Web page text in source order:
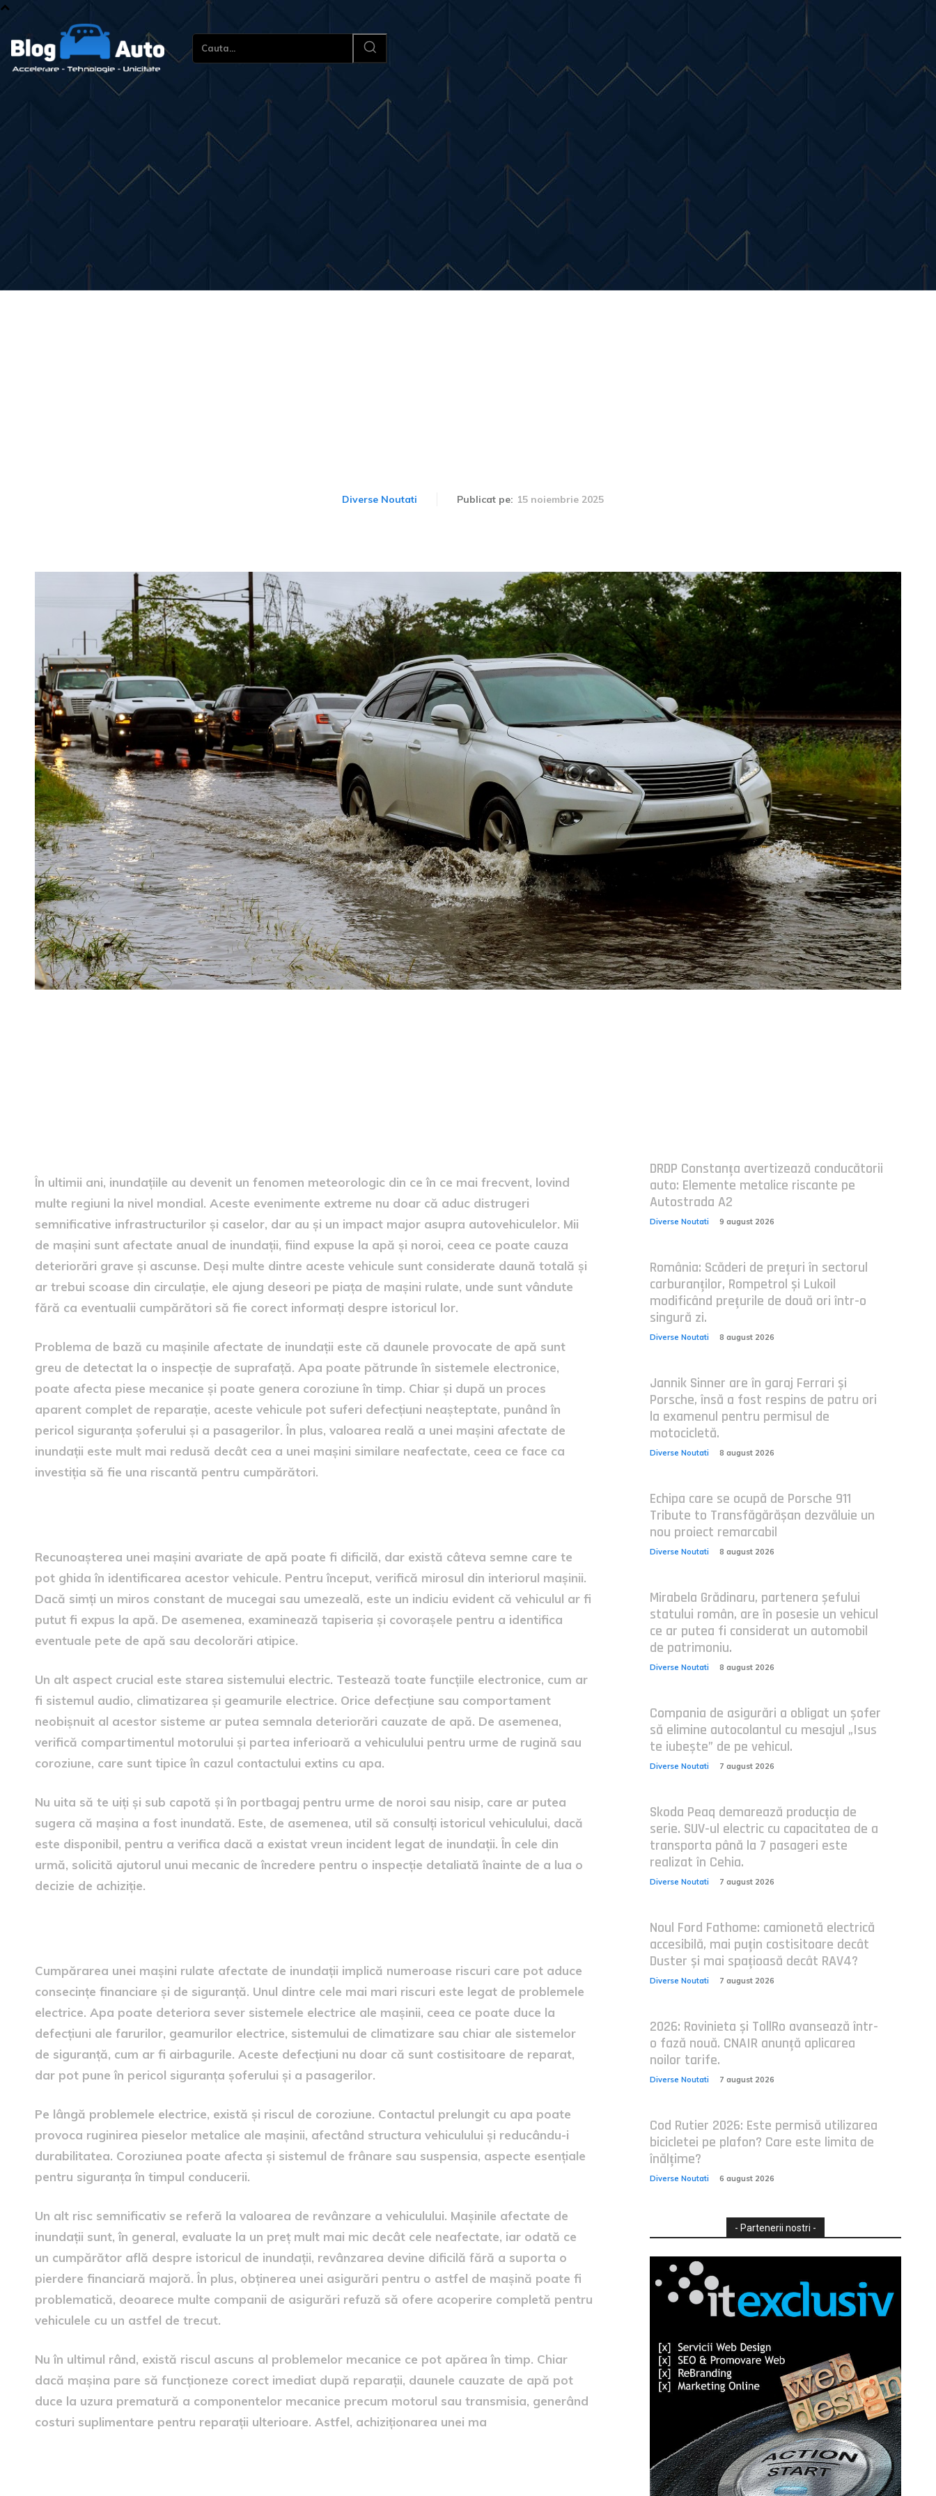
Cauta...
Diverse Noutati Publicat pe: 15 noiembrie 2025
În ultimii ani, inundațiile au devenit un fenomen meteorologic din ce în ce mai frecvent, lovind
multe regiuni la nivel mondial. Aceste evenimente extreme nu doar că aduc distrugeri
semnificative infrastructurilor și caselor, dar au și un impact major asupra autovehiculelor. Mii
de mașini sunt afectate anual de inundații, fiind expuse la apă și noroi, ceea ce poate cauza
deteriorări grave și ascunse. Deși multe dintre aceste vehicule sunt considerate daună totală și
ar trebui scoase din circulație, ele ajung deseori pe piața de mașini rulate, unde sunt vândute
fără ca eventualii cumpărători să fie corect informați despre istoricul lor.
Problema de bază cu mașinile afectate de inundații este că daunele provocate de apă sunt
greu de detectat la o inspecție de suprafață. Apa poate pătrunde în sistemele electronice,
poate afecta piese mecanice și poate genera coroziune în timp. Chiar și după un proces
aparent complet de reparație, aceste vehicule pot suferi defecțiuni neașteptate, punând în
pericol siguranța șoferului și a pasagerilor. În plus, valoarea reală a unei mașini afectate de
inundații este mult mai redusă decât cea a unei mașini similare neafectate, ceea ce face ca
investiția să fie una riscantă pentru cumpărători.
Recunoașterea unei mașini avariate de apă poate fi dificilă, dar există câteva semne care te
pot ghida în identificarea acestor vehicule. Pentru început, verifică mirosul din interiorul mașinii.
Dacă simți un miros constant de mucegai sau umezeală, este un indiciu evident că vehiculul ar fi
putut fi expus la apă. De asemenea, examinează tapiseria și covorașele pentru a identifica
eventuale pete de apă sau decolorări atipice.
Un alt aspect crucial este starea sistemului electric. Testează toate funcțiile electronice, cum ar
fi sistemul audio, climatizarea și geamurile electrice. Orice defecțiune sau comportament
neobișnuit al acestor sisteme ar putea semnala deteriorări cauzate de apă. De asemenea,
verifică compartimentul motorului și partea inferioară a vehiculului pentru urme de rugină sau
coroziune, care sunt tipice în cazul contactului extins cu apa.
Nu uita să te uiți și sub capotă și în portbagaj pentru urme de noroi sau nisip, care ar putea
sugera că mașina a fost inundată. Este, de asemenea, util să consulți istoricul vehiculului, dacă
este disponibil, pentru a verifica dacă a existat vreun incident legat de inundații. În cele din
urmă, solicită ajutorul unui mecanic de încredere pentru o inspecție detaliată înainte de a lua o
decizie de achiziție.
Cumpărarea unei mașini rulate afectate de inundații implică numeroase riscuri care pot aduce
consecințe financiare și de siguranță. Unul dintre cele mai mari riscuri este legat de problemele
electrice. Apa poate deteriora sever sistemele electrice ale mașinii, ceea ce poate duce la
defecțiuni ale farurilor, geamurilor electrice, sistemului de climatizare sau chiar ale sistemelor
de siguranță, cum ar fi airbagurile. Aceste defecțiuni nu doar că sunt costisitoare de reparat,
dar pot pune în pericol siguranța șoferului și a pasagerilor.
Pe lângă problemele electrice, există și riscul de coroziune. Contactul prelungit cu apa poate
provoca ruginirea pieselor metalice ale mașinii, afectând structura vehiculului și reducându-i
durabilitatea. Coroziunea poate afecta și sistemul de frânare sau suspensia, aspecte esențiale
pentru siguranța în timpul conducerii.
Un alt risc semnificativ se referă la valoarea de revânzare a vehiculului. Mașinile afectate de
inundații sunt, în general, evaluate la un preț mult mai mic decât cele neafectate, iar odată ce
un cumpărător află despre istoricul de inundații, revânzarea devine dificilă fără a suporta o
pierdere financiară majoră. În plus, obținerea unei asigurări pentru o astfel de mașină poate fi
problematică, deoarece multe companii de asigurări refuză să ofere acoperire completă pentru
vehiculele cu un astfel de trecut.
Nu în ultimul rând, există riscul ascuns al problemelor mecanice ce pot apărea în timp. Chiar
dacă mașina pare să funcționeze corect imediat după reparații, daunele cauzate de apă pot
duce la uzura prematură a componentelor mecanice precum motorul sau transmisia, generând
costuri suplimentare pentru reparații ulterioare. Astfel, achiziționarea unei ma
DRDP Constanța avertizează conducătorii
auto: Elemente metalice riscante pe
Autostrada A2
Diverse Noutati 9 august 2026
România: Scăderi de prețuri în sectorul
carburanților, Rompetrol și Lukoil
modificând prețurile de două ori într-o
singură zi.
Diverse Noutati 8 august 2026
Jannik Sinner are în garaj Ferrari și
Porsche, însă a fost respins de patru ori
la examenul pentru permisul de
motocicletă.
Diverse Noutati 8 august 2026
Echipa care se ocupă de Porsche 911
Tribute to Transfăgărășan dezvăluie un
nou proiect remarcabil
Diverse Noutati 8 august 2026
Mirabela Grădinaru, partenera șefului
statului român, are în posesie un vehicul
ce ar putea fi considerat un automobil
de patrimoniu.
Diverse Noutati 8 august 2026
Compania de asigurări a obligat un șofer
să elimine autocolantul cu mesajul „Isus
te iubește” de pe vehicul.
Diverse Noutati 7 august 2026
Skoda Peaq demarează producția de
serie. SUV-ul electric cu capacitatea de a
transporta până la 7 pasageri este
realizat în Cehia.
Diverse Noutati 7 august 2026
Noul Ford Fathome: camionetă electrică
accesibilă, mai puțin costisitoare decât
Duster și mai spațioasă decât RAV4?
Diverse Noutati 7 august 2026
2026: Rovinieta și TollRo avansează într-
o fază nouă. CNAIR anunță aplicarea
noilor tarife.
Diverse Noutati 7 august 2026
Cod Rutier 2026: Este permisă utilizarea
bicicletei pe plafon? Care este limita de
înălțime?
Diverse Noutati 6 august 2026
- Partenerii nostri -